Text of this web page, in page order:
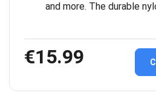
and more. The durable
€15.99